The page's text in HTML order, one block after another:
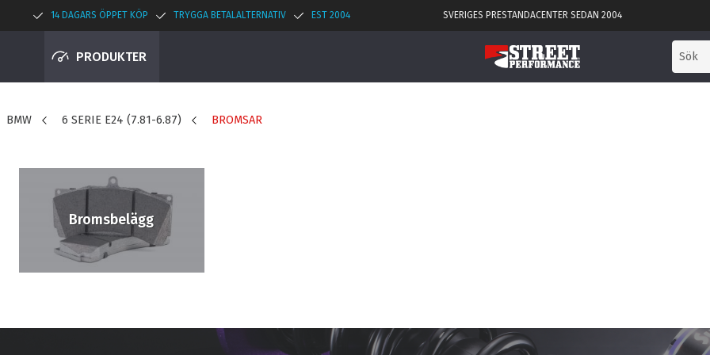
14 DAGARS ÖPPET KÖP TRYGGA BETALALTERNATIV EST 2004 SVERIGES PRESTANDACENTER SEDAN 2004
PRODUKTER
BMW 6 SERIE E24 (7.81-6.87) BROMSAR
Bromsbelägg